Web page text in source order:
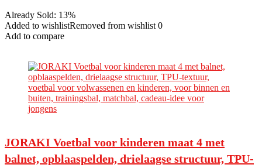
Already Sold: 13%
Added to wishlistRemoved from wishlist 0
Add to compare
JORAKI Voetbal voor kinderen maat 4 met
balnet, opblaaspelden, drielaagse structuur, TPU-